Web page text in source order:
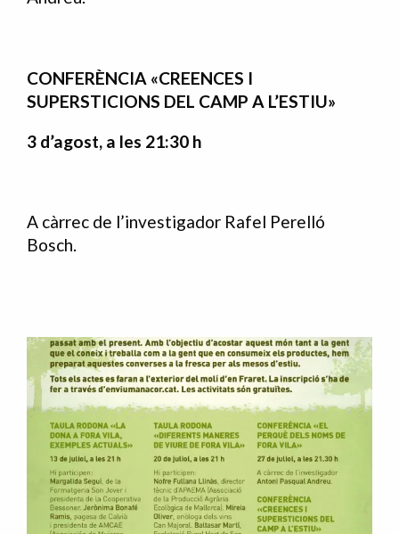
CONFERÈNCIA «CREENCES I
SUPERSTICIONS DEL CAMP A L’ESTIU»
3 d’agost, a les 21:30 h
A càrrec de l’investigador Rafel Perelló
Bosch.